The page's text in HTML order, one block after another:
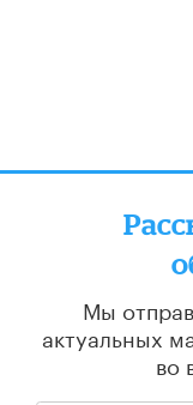
Мы
актуальных
во